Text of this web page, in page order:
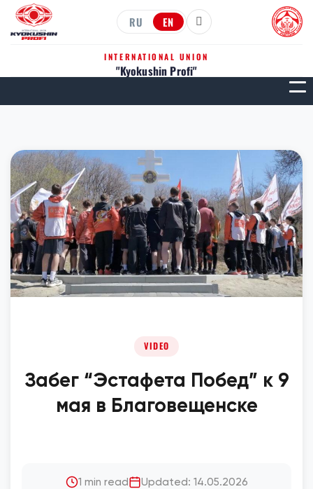
RU EN
INTERNATIONAL UNION
"Kyokushin Profi"
VIDEO
Забег “Эстафета Побед” к 9
мая в Благовещенске
1 min read
Updated: 14.05.2026